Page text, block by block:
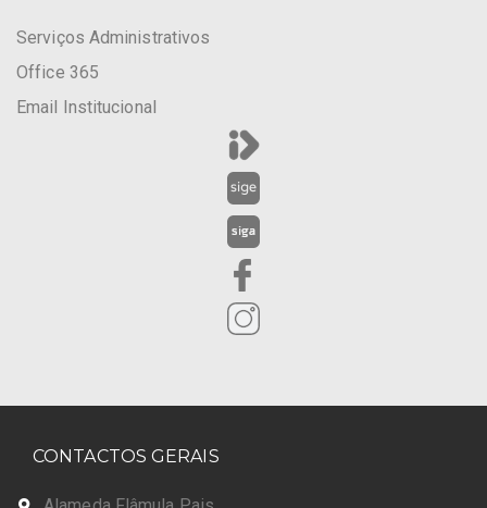
Serviços Administrativos
Office 365
Email Institucional
CONTACTOS GERAIS